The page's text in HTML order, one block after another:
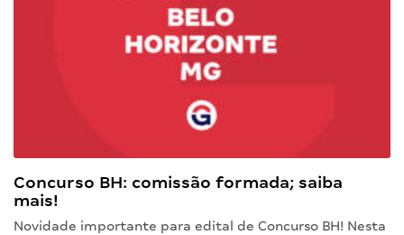
Concurso BH: comissão formada; saiba
mais!
Novidade importante para edital de Concurso BH! Nesta